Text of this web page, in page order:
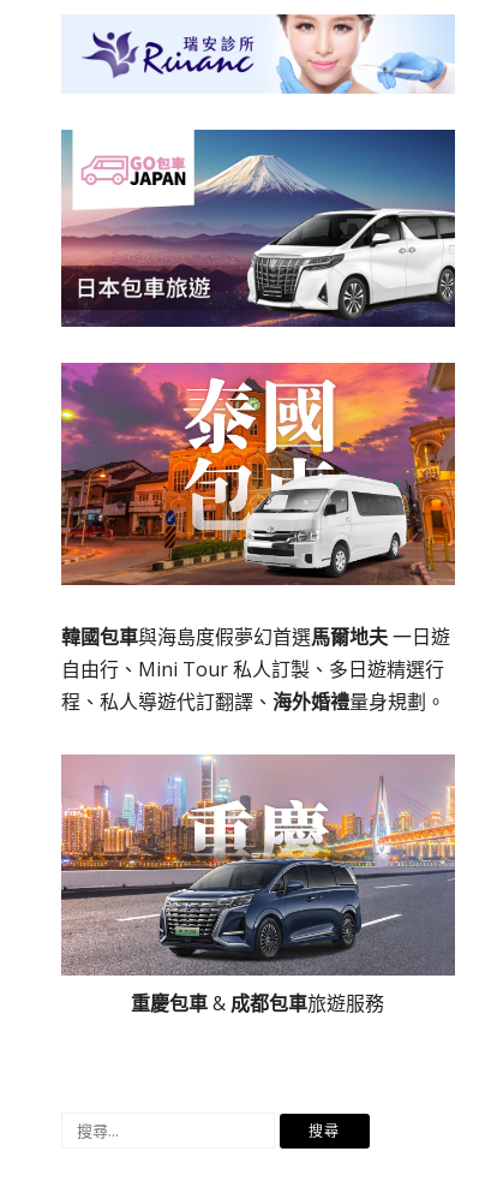
韓國包車與海島度假夢幻首選馬爾地夫一日遊
自由行、Mini Tour 私人訂製、多日遊精選行
程、私人導遊代訂翻譯、 海外婚禮量身規劃。
重慶包車& 成都包車旅遊服務
搜